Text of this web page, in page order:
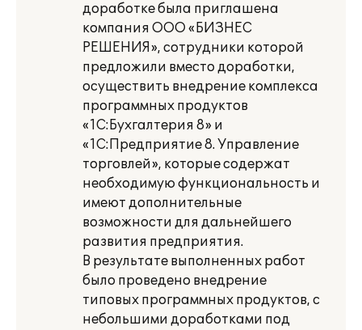
доработке была приглашена
компания ООО «БИЗНЕС
РЕШЕНИЯ», сотрудники которой
предложили вместо доработки,
осуществить внедрение комплекса
программных продуктов
«1С:Бухгалтерия 8» и
«1С:Предприятие 8. Управление
торговлей», которые содержат
необходимую функциональность и
имеют дополнительные
возможности для дальнейшего
развития предприятия.
В результате выполненных работ
было проведено внедрение
типовых программных продуктов, с
небольшими доработками под